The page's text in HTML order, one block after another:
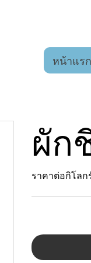
หน้าแรก
ผัก
ราคาต่อกิโลก